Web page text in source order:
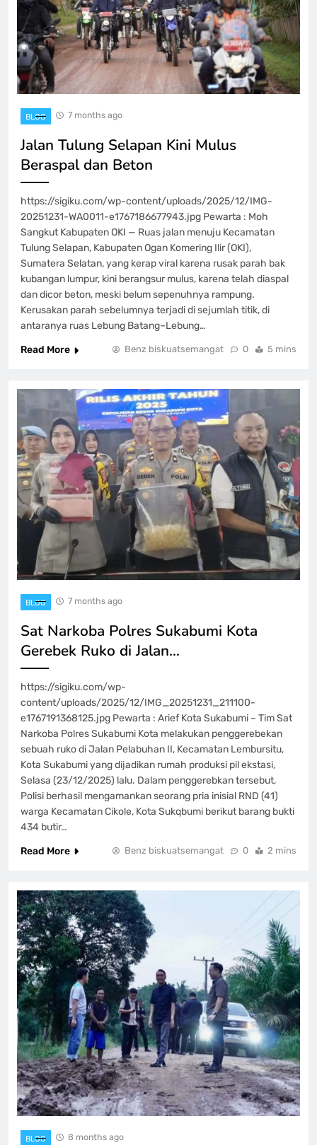
BLOG 7 months ago
Jalan Tulung Selapan Kini Mulus
Beraspal dan Beton
https://sigiku.com/wp-content/uploads/2025/12/IMG-
20251231-WA0011-e1767186677943.jpg Pewarta : Moh
Sangkut Kabupaten OKI — Ruas jalan menuju Kecamatan
Tulung Selapan, Kabupaten Ogan Komering Ilir (OKI),
Sumatera Selatan, yang kerap viral karena rusak parah bak
kubangan lumpur, kini berangsur mulus, karena telah diaspal
dan dicor beton, meski belum sepenuhnya rampung.
Kerusakan parah sebelumnya terjadi di sejumlah titik, di
antaranya ruas Lebung Batang–Lebung…
Read More
Benz biskuatsemangat 0 5 mins
BLOG 7 months ago
Sat Narkoba Polres Sukabumi Kota
Gerebek Ruko di Jalan…
https://sigiku.com/wp-
content/uploads/2025/12/IMG_20251231_211100-
e1767191368125.jpg Pewarta : Arief Kota Sukabumi – Tim Sat
Narkoba Polres Sukabumi Kota melakukan penggerebekan
sebuah ruko di Jalan Pelabuhan II, Kecamatan Lembursitu,
Kota Sukabumi yang dijadikan rumah produksi pil ekstasi,
Selasa (23/12/2025) lalu. Dalam penggerebkan tersebut,
Polisi berhasil mengamankan seorang pria inisial RND (41)
warga Kecamatan Cikole, Kota Sukqbumi berikut barang bukti
434 butir…
Read More
Benz biskuatsemangat 0 2 mins
BLOG 8 months ago